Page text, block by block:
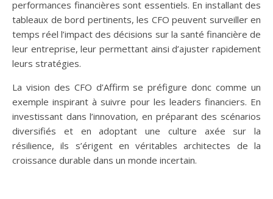
performances financières sont essentiels. En installant des
tableaux de bord pertinents, les CFO peuvent surveiller en
temps réel l’impact des décisions sur la santé financière de
leur entreprise, leur permettant ainsi d’ajuster rapidement
leurs stratégies.
La vision des CFO d’Affirm se préfigure donc comme un
exemple inspirant à suivre pour les leaders financiers. En
investissant dans l’innovation, en préparant des scénarios
diversifiés et en adoptant une culture axée sur la
résilience, ils s’érigent en véritables architectes de la
croissance durable dans un monde incertain.